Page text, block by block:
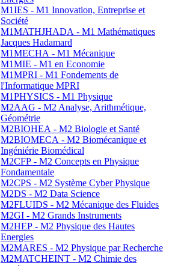
M1IES - M1 Innovation, Entreprise et
Société
M1MATHJHADA - M1 Mathématiques
Jacques Hadamard
M1MECHA - M1 Mécanique
M1MIE - M1 en Economie
M1MPRI - M1 Fondements de
l'Informatique MPRI
M1PHYSICS - M1 Physique
M2AAG - M2 Analyse, Arithmétique,
Géométrie
M2BIOHEA - M2 Biologie et Santé
M2BIOMECA - M2 Biomécanique et
Ingéniérie Biomédical
M2CFP - M2 Concepts en Physique
Fondamentale
M2CPS - M2 Système Cyber Physique
M2DS - M2 Data Science
M2FLUIDS - M2 Mécanique des Fluides
M2GI - M2 Grands Instruments
M2HEP - M2 Physique des Hautes
Energies
M2MARES - M2 Physique par Recherche
M2MATCHEINT - M2 Chimie des